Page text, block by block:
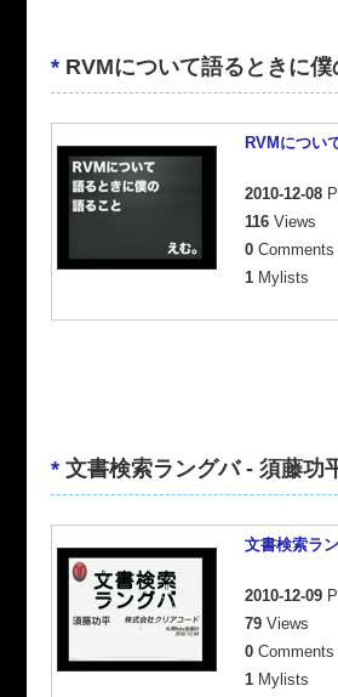
* RVMについて語るときに
RVMについ
2010-12-08
116 Views
0 Comments
1 Mylists
* 文書検索ラングバ - 須藤功
文書検索ラ
2010-12-09
79 Views
0 Comments
1 Mylists